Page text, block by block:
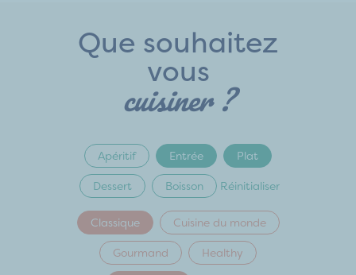
Que souhaitez
vous
cuisiner ?
Apéritif Entrée Plat
Dessert Boisson Réinitialiser
Classique Cuisine du monde
Gourmand Healthy